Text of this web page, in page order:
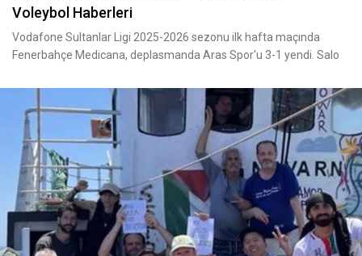
Voleybol Haberleri
Vodafone Sultanlar Ligi 2025-2026 sezonu ilk hafta maçında
Fenerbahçe Medicana, deplasmanda Aras Spor'u 3-1 yendi. Salo